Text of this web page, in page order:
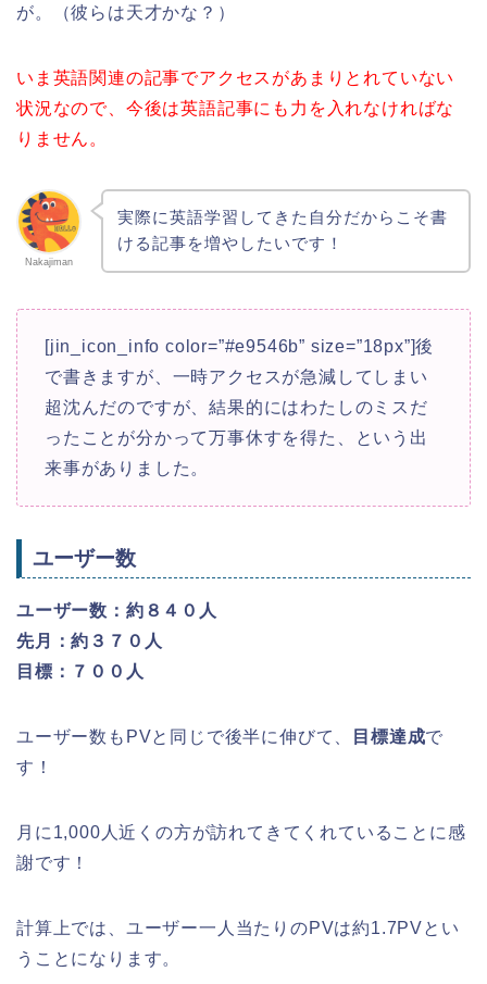
が。（彼らは天才かな？）
いま英語関連の記事でアクセスがあまりとれていない
状況なので、今後は英語記事にも力を入れなければな
りません。
Nakajiman
実際に英語学習してきた自分だからこそ書
ける記事を増やしたいです！
[jin_icon_info color=”#e9546b” size=”18px”]後
で書きますが、一時アクセスが急減してしまい
超沈んだのですが、結果的にはわたしのミスだ
ったことが分かって万事休すを得た、という出
来事がありました。
ユーザー数
ユーザー数：約８４０人
先月：約３７０人
目標：７００人
ユーザー数もPVと同じで後半に伸びて、 目標達成で
す！
月に1,000人近くの方が訪れてきてくれていることに感
謝です！
計算上では、ユーザー一人当たりのPVは約1.7PVとい
うことになります。